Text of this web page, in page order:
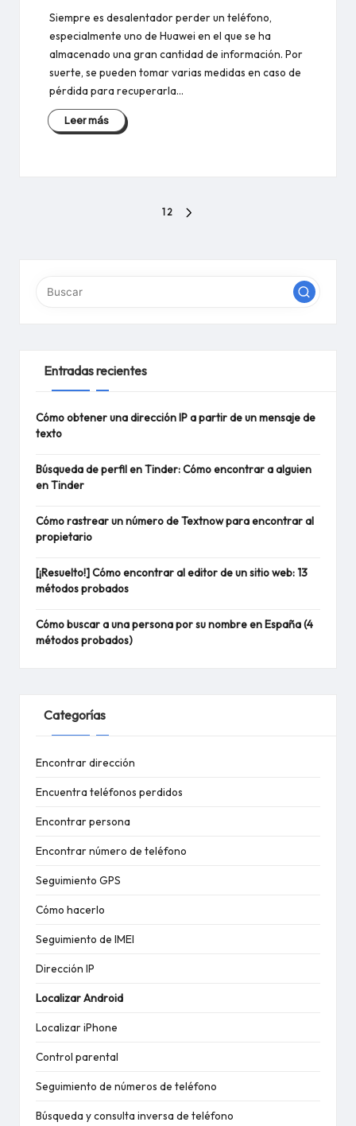
Siempre es desalentador perder un teléfono,
especialmente uno de Huawei en el que se ha
almacenado una gran cantidad de información. Por
suerte, se pueden tomar varias medidas en caso de
pérdida para recuperarla…
Leer más
1 2
Entradas recientes
Cómo obtener una dirección IP a partir de un mensaje de
texto
Búsqueda de perfil en Tinder: Cómo encontrar a alguien
en Tinder
Cómo rastrear un número de Textnow para encontrar al
propietario
[¡Resuelto!] Cómo encontrar al editor de un sitio web: 13
métodos probados
Cómo buscar a una persona por su nombre en España (4
métodos probados)
Categorías
Encontrar dirección
Encuentra teléfonos perdidos
Encontrar persona
Encontrar número de teléfono
Seguimiento GPS
Cómo hacerlo
Seguimiento de IMEI
Dirección IP
Localizar Android
Localizar iPhone
Control parental
Seguimiento de números de teléfono
Búsqueda y consulta inversa de teléfono